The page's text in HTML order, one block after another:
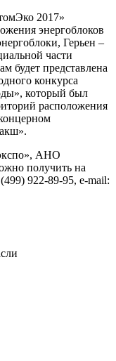
2017»
энергоблоков
Герьен –
части
будет представлена
конкурса
который был
расположения
АНО
получить на
922-89-95, е-mail: